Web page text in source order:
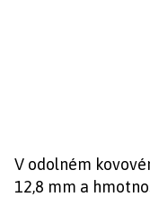
V odolném
12,8 mm a